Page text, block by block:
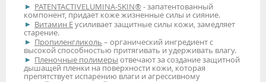
PATENTACTIVELUMINA-SKIN® - запатентованный
компонент, придает коже жизненные силы и сияние.
Витамин Еусиливает защитные силы кожи, замедляет
старение.
Пропиленгликоль – органический ингредиент с
высокой способностью притягивать и удерживать влагу.
Пленочные полимеры отвечают за создание защитной
дышащей пленки на поверхности кожи, которая
препятствует испарению влаги и агрессивному